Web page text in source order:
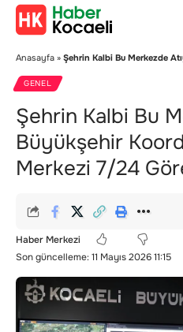
Anasayfa » Şehrin Kalbi Bu Merkezde Atıyor:
GENEL
Şehrin Kalbi Bu
Büyükşehir
Merkezi 7/24
Son güncelleme: 11 Mayıs 2026 11:15
Haber Merkezi